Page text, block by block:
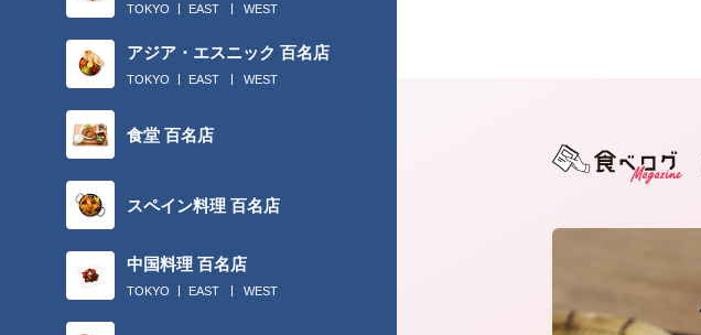
TOKYO EAST WEST
アジア・エスニック 百名店
TOKYO EAST WEST
食堂 百名店
スペイン料理 百名店
中国料理 百名店
TOKYO EAST WEST